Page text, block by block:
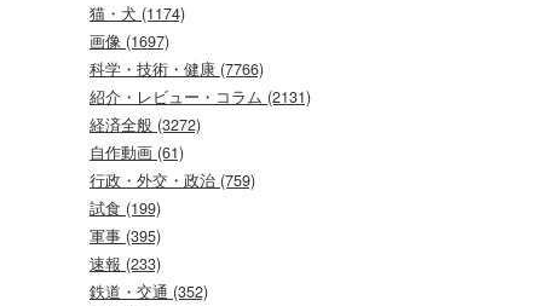
猫・犬 (1174)
画像 (1697)
科学・技術・健康 (7766)
紹介・レビュー・コラム (2131)
経済全般 (3272)
自作動画 (61)
行政・外交・政治 (759)
試食 (199)
軍事 (395)
速報 (233)
鉄道・交通 (352)